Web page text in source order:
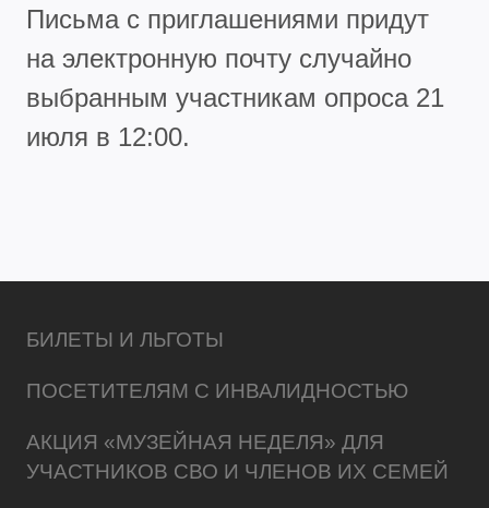
Письма с приглашениями придут
на электронную почту случайно
выбранным участникам опроса 21
июля в 12:00.
БИЛЕТЫ И ЛЬГОТЫ
ПОСЕТИТЕЛЯМ С ИНВАЛИДНОСТЬЮ
АКЦИЯ «МУЗЕЙНАЯ НЕДЕЛЯ» ДЛЯ
УЧАСТНИКОВ СВО И ЧЛЕНОВ ИХ СЕМЕЙ